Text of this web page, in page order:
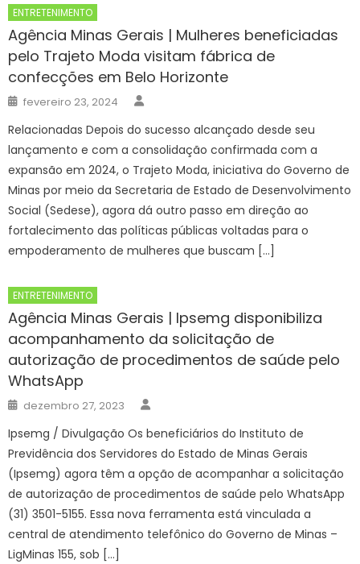
ENTRETENIMENTO
Agência Minas Gerais | Mulheres beneficiadas
pelo Trajeto Moda visitam fábrica de
confecções em Belo Horizonte
Posted
on
fevereiro 23, 2024
Relacionadas Depois do sucesso alcançado desde seu
lançamento e com a consolidação confirmada com a
expansão em 2024, o Trajeto Moda, iniciativa do Governo de
Minas por meio da Secretaria de Estado de Desenvolvimento
Social (Sedese), agora dá outro passo em direção ao
fortalecimento das políticas públicas voltadas para o
empoderamento de mulheres que buscam […]
ENTRETENIMENTO
Agência Minas Gerais | Ipsemg disponibiliza
acompanhamento da solicitação de
autorização de procedimentos de saúde pelo
WhatsApp
Posted
on
dezembro 27, 2023
Ipsemg / Divulgação Os beneficiários do Instituto de
Previdência dos Servidores do Estado de Minas Gerais
(Ipsemg) agora têm a opção de acompanhar a solicitação
de autorização de procedimentos de saúde pelo WhatsApp
(31) 3501-5155. Essa nova ferramenta está vinculada a
central de atendimento telefônico do Governo de Minas –
LigMinas 155, sob […]